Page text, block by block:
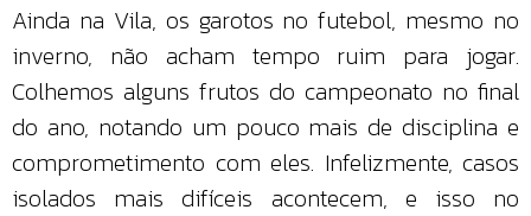
Ainda na Vila, os garotos no futebol, mesmo no
inverno, não acham tempo ruim para jogar.
Colhemos alguns frutos do campeonato no final
do ano, notando um pouco mais de disciplina e
comprometimento com eles. Infelizmente, casos
isolados mais difíceis acontecem, e isso no